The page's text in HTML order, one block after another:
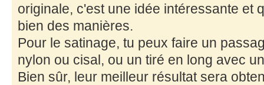
originale, c'est une idée intéressante et
bien des manières.
Pour le satinage, tu peux faire un
nylon ou cisal, ou un tiré en long avec
Bien sûr, leur meilleur résultat sera